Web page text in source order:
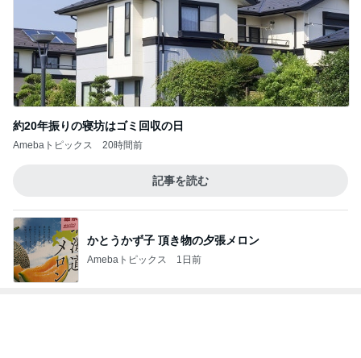
約20年振りの寝坊はゴミ回収の日
Amebaトピックス 20時間前
記事を読む
かとうかず子 頂き物の夕張メロン
Amebaトピックス 1日前